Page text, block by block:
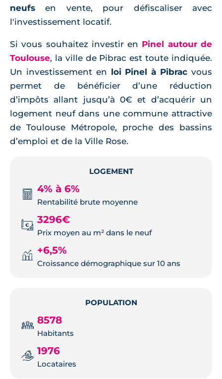
neufs en vente, pour défiscaliser avec
l'investissement locatif.
Si vous souhaitez investir en Pinel autour de
Toulouse, la ville de Pibrac est toute indiquée.
Un investissement en loi Pinel à Pibrac vous
permet de bénéficier d’une réduction
d’impôts allant jusqu’à 0€ et d’acquérir un
logement neuf dans une commune attractive
de Toulouse Métropole, proche des bassins
d’emploi et de la Ville Rose.
LOGEMENT
4% à 6%
Rentabilité brute moyenne
3296€
Prix moyen au m² dans le neuf
+6,5%
Croissance démographique sur 10 ans
POPULATION
8578
Habitants
1976
Locataires